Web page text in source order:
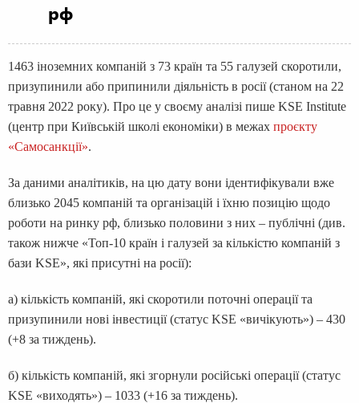
рф
1463 іноземних компаній з 73 країн та 55 галузей скоротили,
призупинили або припинили діяльність в росії (станом на 22
травня 2022 року). Про це у своєму аналізі пише KSE Institute
(центр при Київській школі економіки) в межах проєкту
«Самосанкції».
За даними аналітиків, на цю дату вони ідентифікували вже
близько 2045 компаній та організацій і їхню позицію щодо
роботи на ринку рф, близько половини з них – публічні (див.
також нижче «Топ-10 країн і галузей за кількістю компаній з
бази KSE», які присутні на росії):
а) кількість компаній, які скоротили поточні операції та
призупинили нові інвестиції (статус KSE «вичікують») – 430
(+8 за тиждень).
б) кількість компаній, які згорнули російські операції (статус
KSE «виходять») – 1033 (+16 за тиждень).